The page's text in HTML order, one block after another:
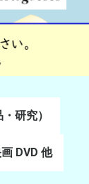
研究）
文学
語文学
ャ文学
DVD 他